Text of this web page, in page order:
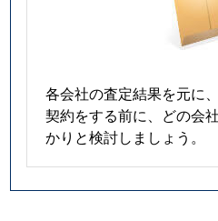
各会社の査定結果を元に
契約をする前に、どの会
かりと検討しましょう。